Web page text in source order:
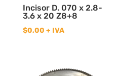
Incisor D. 070 x 2.8-
3.6 x 20 Z8+8
$0,00 + IVA